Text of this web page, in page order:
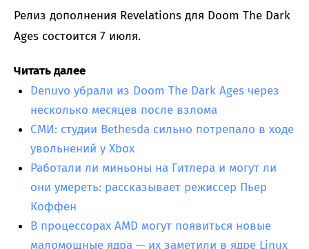
Релиз дополнения Revelations для Doom The Dark
Ages состоится 7 июля.
Читать далее
Denuvo убрали из Doom The Dark Ages через
несколько месяцев после взлома
СМИ: студии Bethesda сильно потрепало в ходе
увольнений у Xbox
Работали ли миньоны на Гитлера и могут ли
они умереть: рассказывает режиссер Пьер
Коффен
В процессорах AMD могут появиться новые
маломощные ядра — их заметили в ядре Linux